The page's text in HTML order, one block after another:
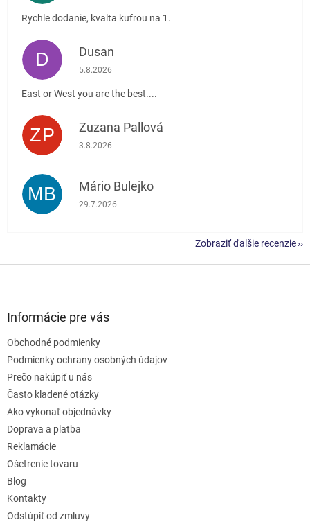
Rychle dodanie, kvalta kufrou na 1.
D Dusan
Hodnotenie obchodu je 5 z 5 hviezdičiek.
5.8.2026
East or West you are the best....
ZP Zuzana Pallová
Hodnotenie obchodu je 5 z 5 hviezdičiek.
3.8.2026
MB Mário Bulejko
Hodnotenie obchodu je 5 z 5 hviezdičiek.
29.7.2026
Zobraziť ďalšie recenzie
Informácie pre vás
Obchodné podmienky
Podmienky ochrany osobných údajov
Prečo nakúpiť u nás
Často kladené otázky
Ako vykonať objednávky
Doprava a platba
Reklamácie
Ošetrenie tovaru
Blog
Kontakty
Odstúpiť od zmluvy